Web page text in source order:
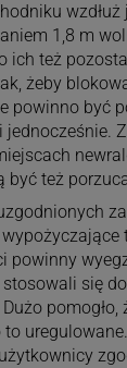
wzdłuż
1,8 m
ich też
żeby
powinno być
być też
powinny
się
pomogło,